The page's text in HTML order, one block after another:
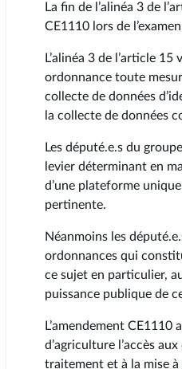
La fin de l’alinéa 3 de
CE1110 lors de
L’alinéa 3 de l’article
ordonnance toute
collecte de données
la collecte de données
Les député.e.s du
levier déterminant en
d’une plateforme
pertinente.
Néanmoins les
ordonnances qui
ce sujet en particulier,
puissance publique de
L’amendement
d’agriculture l’accès
traitement et à la mise